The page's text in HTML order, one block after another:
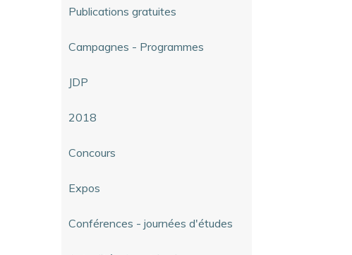
Publications gratuites
Campagnes - Programmes
JDP
2018
Concours
Expos
Conférences - journées d'études